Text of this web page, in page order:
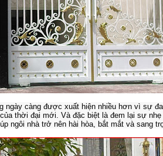
ngày càng được xuất hiện nhiều hơn vì sự
thời đại mới. Và đặc biệt là đem lại sự
ngôi nhà trở nên hài hòa, bắt mắt và sang